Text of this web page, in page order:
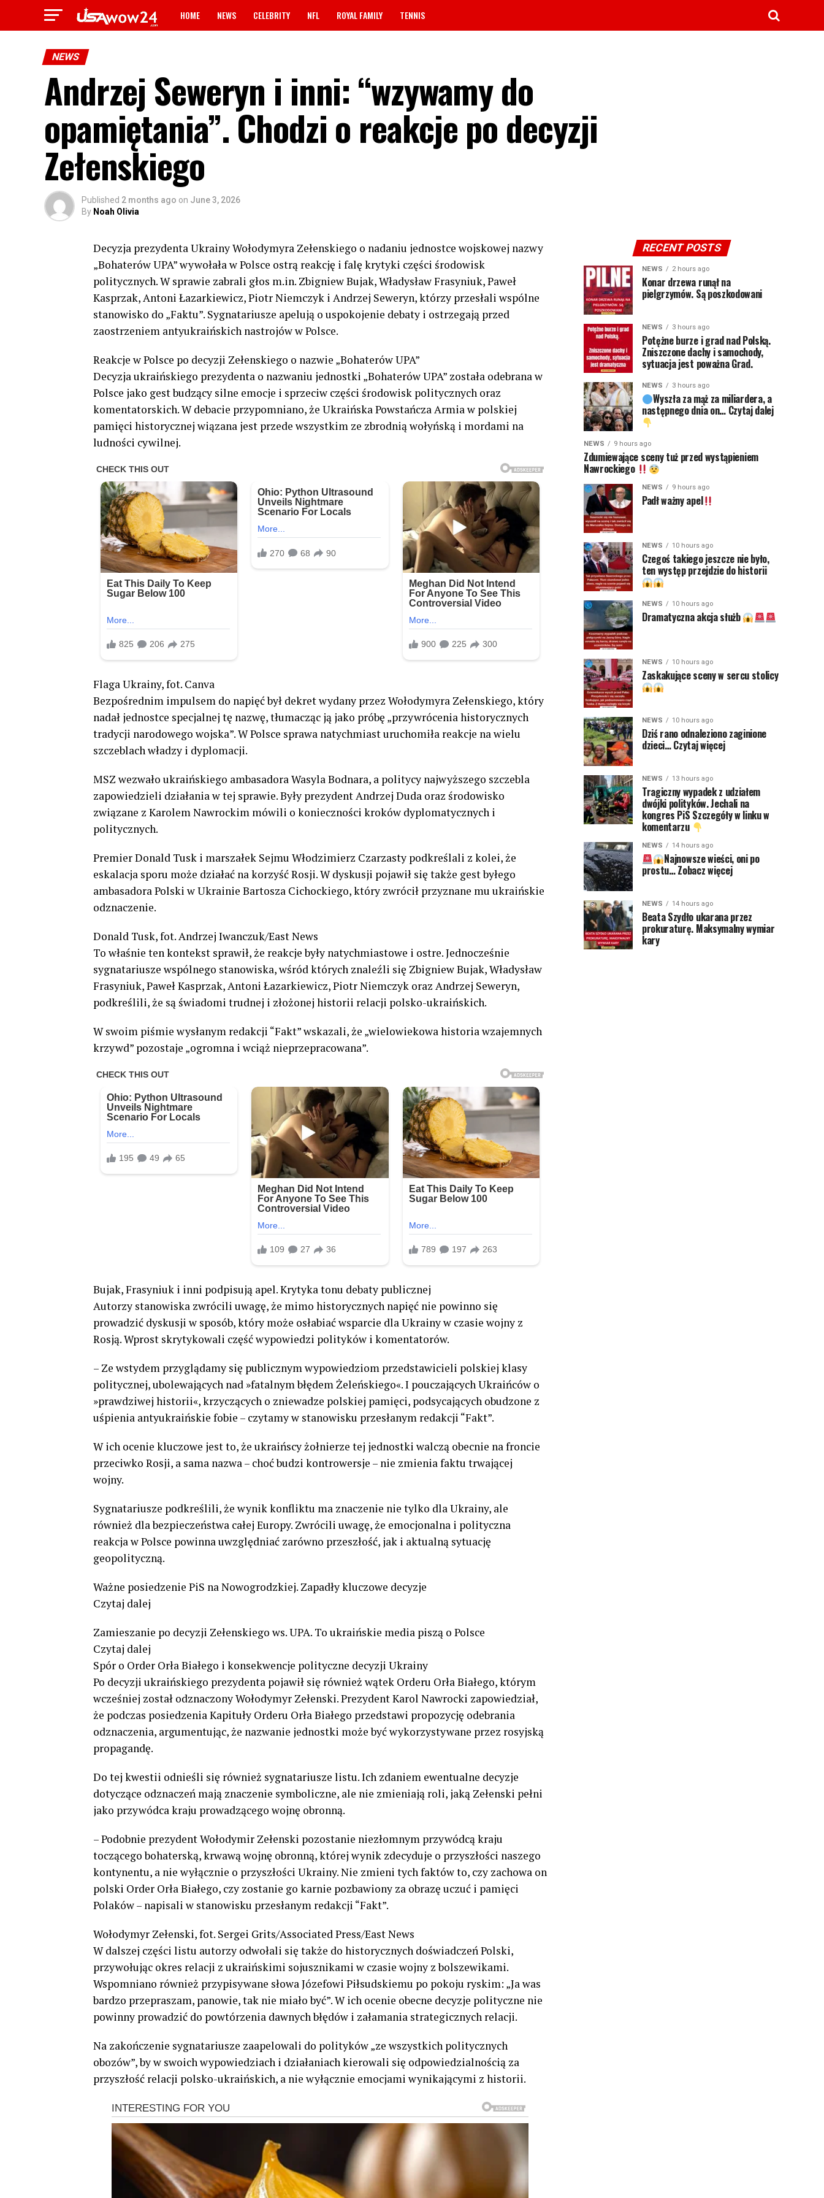
HOME NEWS CELEBRITY NFL ROYAL FAMILY TENNIS
NEWS
Andrzej Seweryn i inni: “wzywamy do
opamiętania”. Chodzi o reakcje po decyzji
Zełenskiego
Published 2 months ago on June 3, 2026
By Noah Olivia
Decyzja prezydenta Ukrainy Wołodymyra Zełenskiego o nadaniu jednostce wojskowej nazwy
„Bohaterów UPA” wywołała w Polsce ostrą reakcję i falę krytyki części środowisk
politycznych. W sprawie zabrali głos m.in. Zbigniew Bujak, Władysław Frasyniuk, Paweł
Kasprzak, Antoni Łazarkiewicz, Piotr Niemczyk i Andrzej Seweryn, którzy przesłali wspólne
stanowisko do „Faktu”. Sygnatariusze apelują o uspokojenie debaty i ostrzegają przed
zaostrzeniem antyukraińskich nastrojów w Polsce.
Reakcje w Polsce po decyzji Zełenskiego o nazwie „Bohaterów UPA”
Decyzja ukraińskiego prezydenta o nazwaniu jednostki „Bohaterów UPA” została odebrana w
Polsce jako gest budzący silne emocje i sprzeciw części środowisk politycznych oraz
komentatorskich. W debacie przypomniano, że Ukraińska Powstańcza Armia w polskiej
pamięci historycznej wiązana jest przede wszystkim ze zbrodnią wołyńską i mordami na
ludności cywilnej.
Flaga Ukrainy, fot. Canva
Bezpośrednim impulsem do napięć był dekret wydany przez Wołodymyra Zełenskiego, który
nadał jednostce specjalnej tę nazwę, tłumacząc ją jako próbę „przywrócenia historycznych
tradycji narodowego wojska”. W Polsce sprawa natychmiast uruchomiła reakcje na wielu
szczeblach władzy i dyplomacji.
MSZ wezwało ukraińskiego ambasadora Wasyla Bodnara, a politycy najwyższego szczebla
zapowiedzieli działania w tej sprawie. Były prezydent Andrzej Duda oraz środowisko
związane z Karolem Nawrockim mówili o konieczności kroków dyplomatycznych i
politycznych.
Premier Donald Tusk i marszałek Sejmu Włodzimierz Czarzasty podkreślali z kolei, że
eskalacja sporu może działać na korzyść Rosji. W dyskusji pojawił się także gest byłego
ambasadora Polski w Ukrainie Bartosza Cichockiego, który zwrócił przyznane mu ukraińskie
odznaczenie.
Donald Tusk, fot. Andrzej Iwanczuk/East News
To właśnie ten kontekst sprawił, że reakcje były natychmiastowe i ostre. Jednocześnie
sygnatariusze wspólnego stanowiska, wśród których znaleźli się Zbigniew Bujak, Władysław
Frasyniuk, Paweł Kasprzak, Antoni Łazarkiewicz, Piotr Niemczyk oraz Andrzej Seweryn,
podkreślili, że są świadomi trudnej i złożonej historii relacji polsko-ukraińskich.
W swoim piśmie wysłanym redakcji “Fakt” wskazali, że „wielowiekowa historia wzajemnych
krzywd” pozostaje „ogromna i wciąż nieprzepracowana”.
Bujak, Frasyniuk i inni podpisują apel. Krytyka tonu debaty publicznej
Autorzy stanowiska zwrócili uwagę, że mimo historycznych napięć nie powinno się
prowadzić dyskusji w sposób, który może osłabiać wsparcie dla Ukrainy w czasie wojny z
Rosją. Wprost skrytykowali część wypowiedzi polityków i komentatorów.
– Ze wstydem przyglądamy się publicznym wypowiedziom przedstawicieli polskiej klasy
politycznej, ubolewających nad »fatalnym błędem Żeleńskiego«. I pouczających Ukraińców o
»prawdziwej historii«, krzyczących o zniewadze polskiej pamięci, podsycających obudzone z
uśpienia antyukraińskie fobie – czytamy w stanowisku przesłanym redakcji “Fakt”.
W ich ocenie kluczowe jest to, że ukraińscy żołnierze tej jednostki walczą obecnie na froncie
przeciwko Rosji, a sama nazwa – choć budzi kontrowersje – nie zmienia faktu trwającej
wojny.
Sygnatariusze podkreślili, że wynik konfliktu ma znaczenie nie tylko dla Ukrainy, ale
również dla bezpieczeństwa całej Europy. Zwrócili uwagę, że emocjonalna i polityczna
reakcja w Polsce powinna uwzględniać zarówno przeszłość, jak i aktualną sytuację
geopolityczną.
Ważne posiedzenie PiS na Nowogrodzkiej. Zapadły kluczowe decyzje
Czytaj dalej
Zamieszanie po decyzji Zełenskiego ws. UPA. To ukraińskie media piszą o Polsce
Czytaj dalej
Spór o Order Orła Białego i konsekwencje polityczne decyzji Ukrainy
Po decyzji ukraińskiego prezydenta pojawił się również wątek Orderu Orła Białego, którym
wcześniej został odznaczony Wołodymyr Zełenski. Prezydent Karol Nawrocki zapowiedział,
że podczas posiedzenia Kapituły Orderu Orła Białego przedstawi propozycję odebrania
odznaczenia, argumentując, że nazwanie jednostki może być wykorzystywane przez rosyjską
propagandę.
Do tej kwestii odnieśli się również sygnatariusze listu. Ich zdaniem ewentualne decyzje
dotyczące odznaczeń mają znaczenie symboliczne, ale nie zmieniają roli, jaką Zełenski pełni
jako przywódca kraju prowadzącego wojnę obronną.
– Podobnie prezydent Wołodymir Zełenski pozostanie niezłomnym przywódcą kraju
toczącego bohaterską, krwawą wojnę obronną, której wynik zdecyduje o przyszłości naszego
kontynentu, a nie wyłącznie o przyszłości Ukrainy. Nie zmieni tych faktów to, czy zachowa on
polski Order Orła Białego, czy zostanie go karnie pozbawiony za obrazę uczuć i pamięci
Polaków – napisali w stanowisku przesłanym redakcji “Fakt”.
Wołodymyr Zełenski, fot. Sergei Grits/Associated Press/East News
W dalszej części listu autorzy odwołali się także do historycznych doświadczeń Polski,
przywołując okres relacji z ukraińskimi sojusznikami w czasie wojny z bolszewikami.
Wspomniano również przypisywane słowa Józefowi Piłsudskiemu po pokoju ryskim: „Ja was
bardzo przepraszam, panowie, tak nie miało być”. W ich ocenie obecne decyzje polityczne nie
powinny prowadzić do powtórzenia dawnych błędów i załamania strategicznych relacji.
Na zakończenie sygnatariusze zaapelowali do polityków „ze wszystkich politycznych
obozów”, by w swoich wypowiedziach i działaniach kierowali się odpowiedzialnością za
przyszłość relacji polsko-ukraińskich, a nie wyłącznie emocjami wynikającymi z historii.
RECENT POSTS
NEWS 2 hours ago
Konar drzewa runął na
pielgrzymów. Są poszkodowani
NEWS 3 hours ago
Potężne burze i grad nad Polską.
Zniszczone dachy i samochody,
sytuacja jest poważna Grad.
NEWS 3 hours ago
Wyszła za mąż za miliardera, a
następnego dnia on… Czytaj dalej
NEWS 9 hours ago
Zdumiewające sceny tuż przed wystąpieniem
Nawrockiego
NEWS 9 hours ago
Padł ważny apel
NEWS 10 hours ago
Czegoś takiego jeszcze nie było,
ten występ przejdzie do historii
NEWS 10 hours ago
Dramatyczna akcja służb
NEWS 10 hours ago
Zaskakujące sceny w sercu stolicy
NEWS 10 hours ago
Dziś rano odnaleziono zaginione
dzieci… Czytaj więcej
NEWS 13 hours ago
Tragiczny wypadek z udziałem
dwójki polityków. Jechali na
kongres PiS Szczegóły w linku w
komentarzu
NEWS 14 hours ago
Najnowsze wieści, oni po
prostu… Zobacz więcej
NEWS 14 hours ago
Beata Szydło ukarana przez
prokuraturę. Maksymalny wymiar
kary